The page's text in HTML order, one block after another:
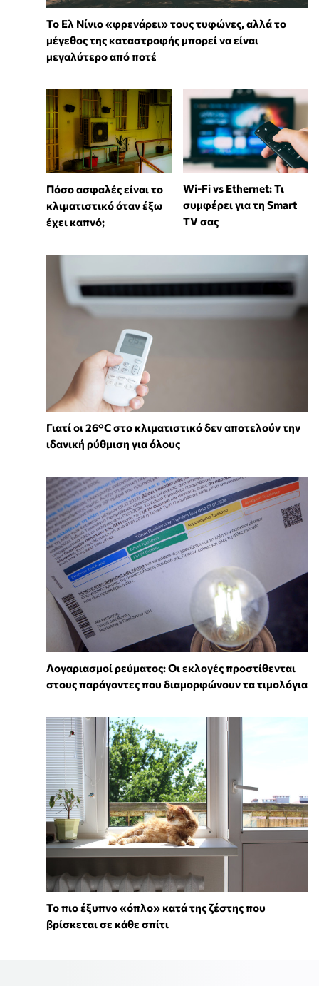
Το Ελ Νίνιο «φρενάρει» τους τυφώνες, αλλά το
μέγεθος της καταστροφής μπορεί να είναι
μεγαλύτερο από ποτέ
Πόσο ασφαλές είναι το
κλιματιστικό όταν έξω
έχει καπνό;
Wi-Fi vs Ethernet: Τι
συμφέρει για τη Smart
TV σας
Γιατί οι 26°C στο κλιματιστικό δεν αποτελούν την
ιδανική ρύθμιση για όλους
Λογαριασμοί ρεύματος: Οι εκλογές προστίθενται
στους παράγοντες που διαμορφώνουν τα τιμολόγια
To πιο έξυπνο «όπλο» κατά της ζέστης που
βρίσκεται σε κάθε σπίτι